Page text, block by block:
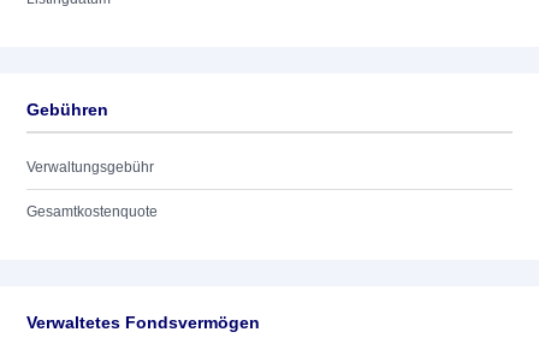
Gebühren
Verwaltungsgebühr
Gesamtkostenquote
Verwaltetes Fondsvermögen